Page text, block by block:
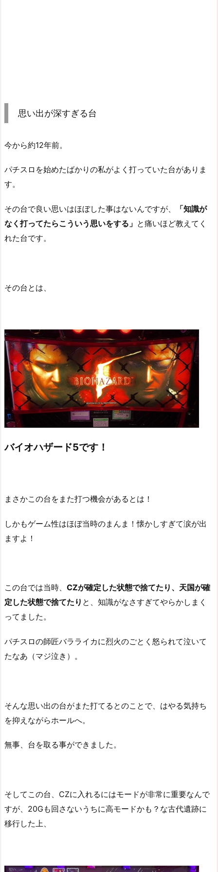
思い出が深すぎる台
今から約12年前。
パチスロを始めたばかりの私がよく打っていた台がありま
す。
その台で良い思いはほぼした事はないんですが、
「知識が
なく打ってたらこういう思いをする」 と痛いほど教えてく
れた台です。
その台とは、
バイオハザード5です！
まさかこの台をまた打つ機会があるとは！
しかもゲーム性はほぼ当時のまんま！懐かしすぎて涙が出
ますよ！
この台では当時、 CZが確定した状態で捨てたり、天国が確
定した状態で捨てたり と、知識がなさすぎてやらかしまく
ってました。
パチスロの師匠バラライカに烈火のごとく怒られて泣いて
たなあ（マジ泣き）。
そんな思い出の台がまた打てるとのことで、はやる気持ち
を抑えながらホールへ。
無事、台を取る事ができました。
そしてこの台、CZに入れるにはモードが非常に重要なんで
すが、20Gも回さないうちに高モードかも？な古代遺跡に
移行した上、